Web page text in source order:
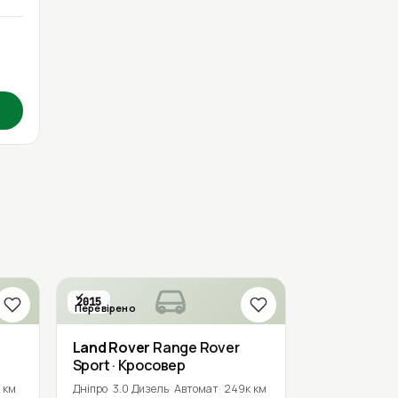
км
2015
Перевірено
Land Rover Range Rover
Sport· Кросовер
Дніпро 3.0 Дизель Автомат 249к км